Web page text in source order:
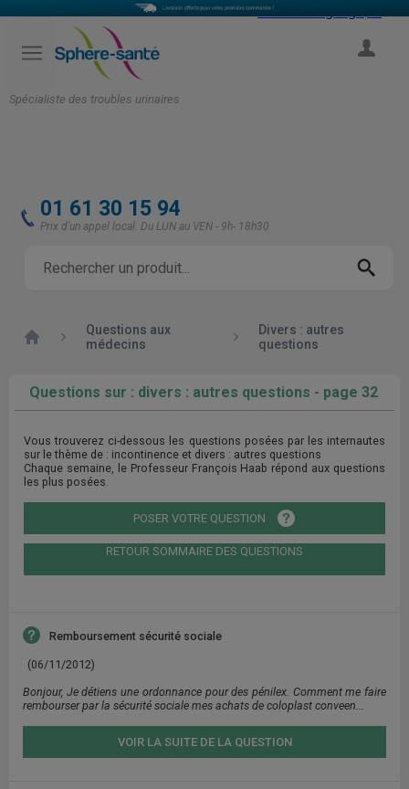
Spécialiste des troubles urinaires
Select Language
01 61 30 15 94
Prix d'un appel local. Du LUN au VEN - 9h- 18h30
Accueil
Questions aux
médecins
Divers : autres
questions
Questions sur : divers : autres questions - page 32
Vous trouverez ci-dessous les questions posées par les internautes
sur le thème de : incontinence et divers : autres questions
Chaque semaine, le Professeur François Haab répond aux questions
les plus posées.
POSER VOTRE QUESTION
RETOUR SOMMAIRE DES QUESTIONS
Remboursement sécurité sociale
(06/11/2012)
Bonjour, Je détiens une ordonnance pour des pénilex. Comment me faire
rembourser par la sécurité sociale mes achats de coloplast conveen...
VOIR LA SUITE DE LA QUESTION